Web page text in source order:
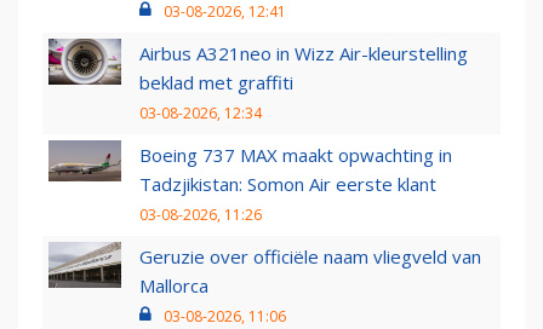
03-08-2026, 12:41
Airbus A321neo in Wizz Air-kleurstelling
beklad met graffiti
03-08-2026, 12:34
Boeing 737 MAX maakt opwachting in
Tadzjikistan: Somon Air eerste klant
03-08-2026, 11:26
Geruzie over officiële naam vliegveld van
Mallorca
03-08-2026, 11:06